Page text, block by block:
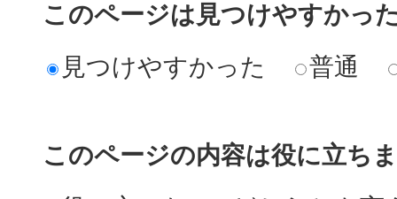
このページは見つけやすかっ
見つけやすかった
普通
このページの内容は役に立ち